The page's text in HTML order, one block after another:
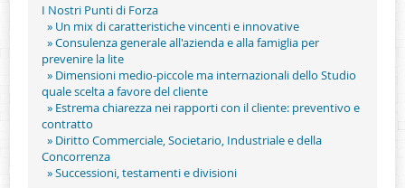
I Nostri Punti di Forza
» Un mix di caratteristiche vincenti e innovative
» Consulenza generale all'azienda e alla famiglia per
prevenire la lite
» Dimensioni medio-piccole ma internazionali dello Studio
quale scelta a favore del cliente
» Estrema chiarezza nei rapporti con il cliente: preventivo e
contratto
» Diritto Commerciale, Societario, Industriale e della
Concorrenza
» Successioni, testamenti e divisioni